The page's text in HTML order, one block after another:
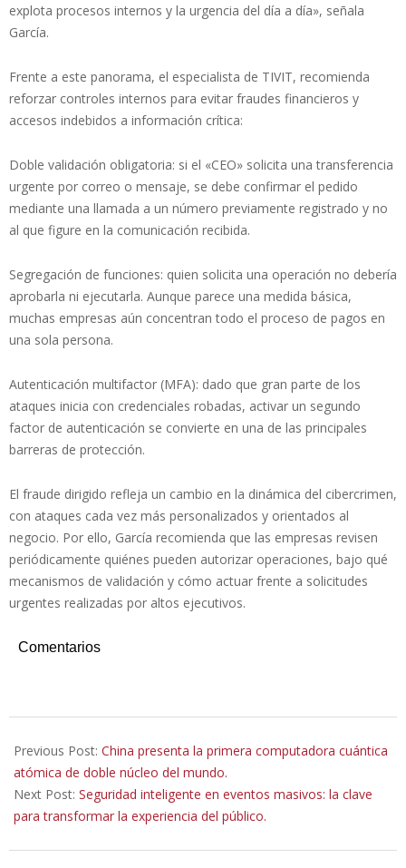
explota procesos internos y la urgencia del día a día», señala
García.
Frente a este panorama, el especialista de TIVIT, recomienda
reforzar controles internos para evitar fraudes financieros y
accesos indebidos a información crítica:
Doble validación obligatoria: si el «CEO» solicita una transferencia
urgente por correo o mensaje, se debe confirmar el pedido
mediante una llamada a un número previamente registrado y no
al que figure en la comunicación recibida.
Segregación de funciones: quien solicita una operación no debería
aprobarla ni ejecutarla. Aunque parece una medida básica,
muchas empresas aún concentran todo el proceso de pagos en
una sola persona.
Autenticación multifactor (MFA): dado que gran parte de los
ataques inicia con credenciales robadas, activar un segundo
factor de autenticación se convierte en una de las principales
barreras de protección.
El fraude dirigido refleja un cambio en la dinámica del cibercrimen,
con ataques cada vez más personalizados y orientados al
negocio. Por ello, García recomienda que las empresas revisen
periódicamente quiénes pueden autorizar operaciones, bajo qué
mecanismos de validación y cómo actuar frente a solicitudes
urgentes realizadas por altos ejecutivos.
Comentarios
05-
12
Previous Post: China presenta la primera computadora cuántica
atómica de doble núcleo del mundo.
Next Post: Seguridad inteligente en eventos masivos: la clave
para transformar la experiencia del público.